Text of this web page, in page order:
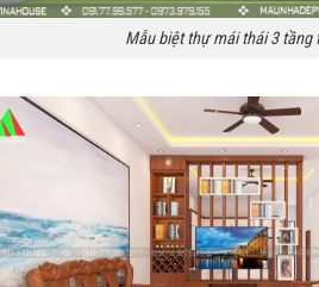
Mẫu biệt thự mái thái 3 tầng